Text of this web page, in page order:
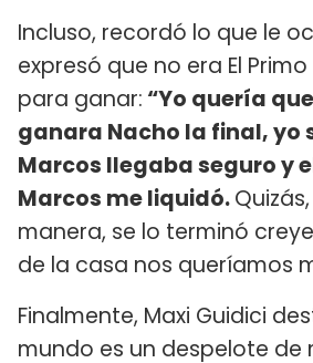
Incluso, recordó lo que le
expresó que no era El
para ganar: “Yo quería que
ganara Nacho la final, yo
Marcos llegaba seguro y
Marcos me liquidó.
manera, se lo terminó
de la casa nos queríamos
Finalmente, Maxi Guidici
mundo es un despelote de